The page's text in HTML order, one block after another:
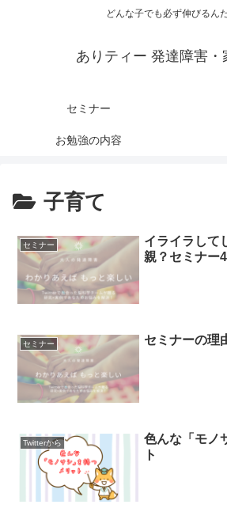
どんな子でも必ず伸びるん
ありティー 発達障害・
セミナー
お勉強の内容
子育て
セミナー
イライラして
親？セミナー
セミナー セミナーの理
Twitterから
色んな「モノ
ト